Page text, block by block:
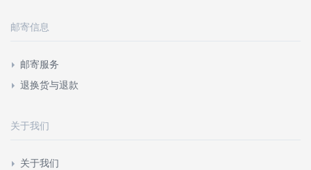
邮寄信息
邮寄服务
退换货与退款
关于我们
关于我们